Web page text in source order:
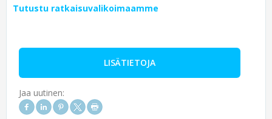
Tutustu ratkaisuvalikoimaamme
LISÄTIETOJA
Jaa uutinen: